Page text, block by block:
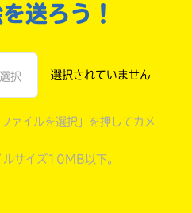
本だなが作れる！
送ろう！
択
ァイルを選択」を押してカメ
サイズ10MB以下。